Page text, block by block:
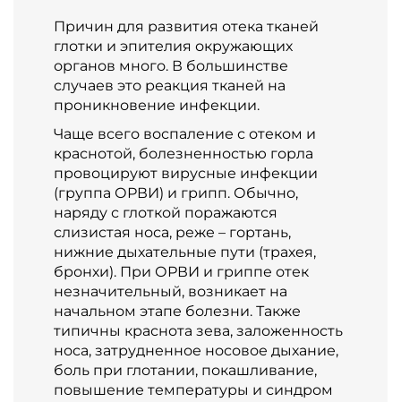
Причин для развития отека тканей
глотки и эпителия окружающих
органов много. В большинстве
случаев это реакция тканей на
проникновение инфекции.
Чаще всего воспаление с отеком и
краснотой, болезненностью горла
провоцируют вирусные инфекции
(группа ОРВИ) и грипп. Обычно,
наряду с глоткой поражаются
слизистая носа, реже – гортань,
нижние дыхательные пути (трахея,
бронхи). При ОРВИ и гриппе отек
незначительный, возникает на
начальном этапе болезни. Также
типичны краснота зева, заложенность
носа, затрудненное носовое дыхание,
боль при глотании, покашливание,
повышение температуры и синдром